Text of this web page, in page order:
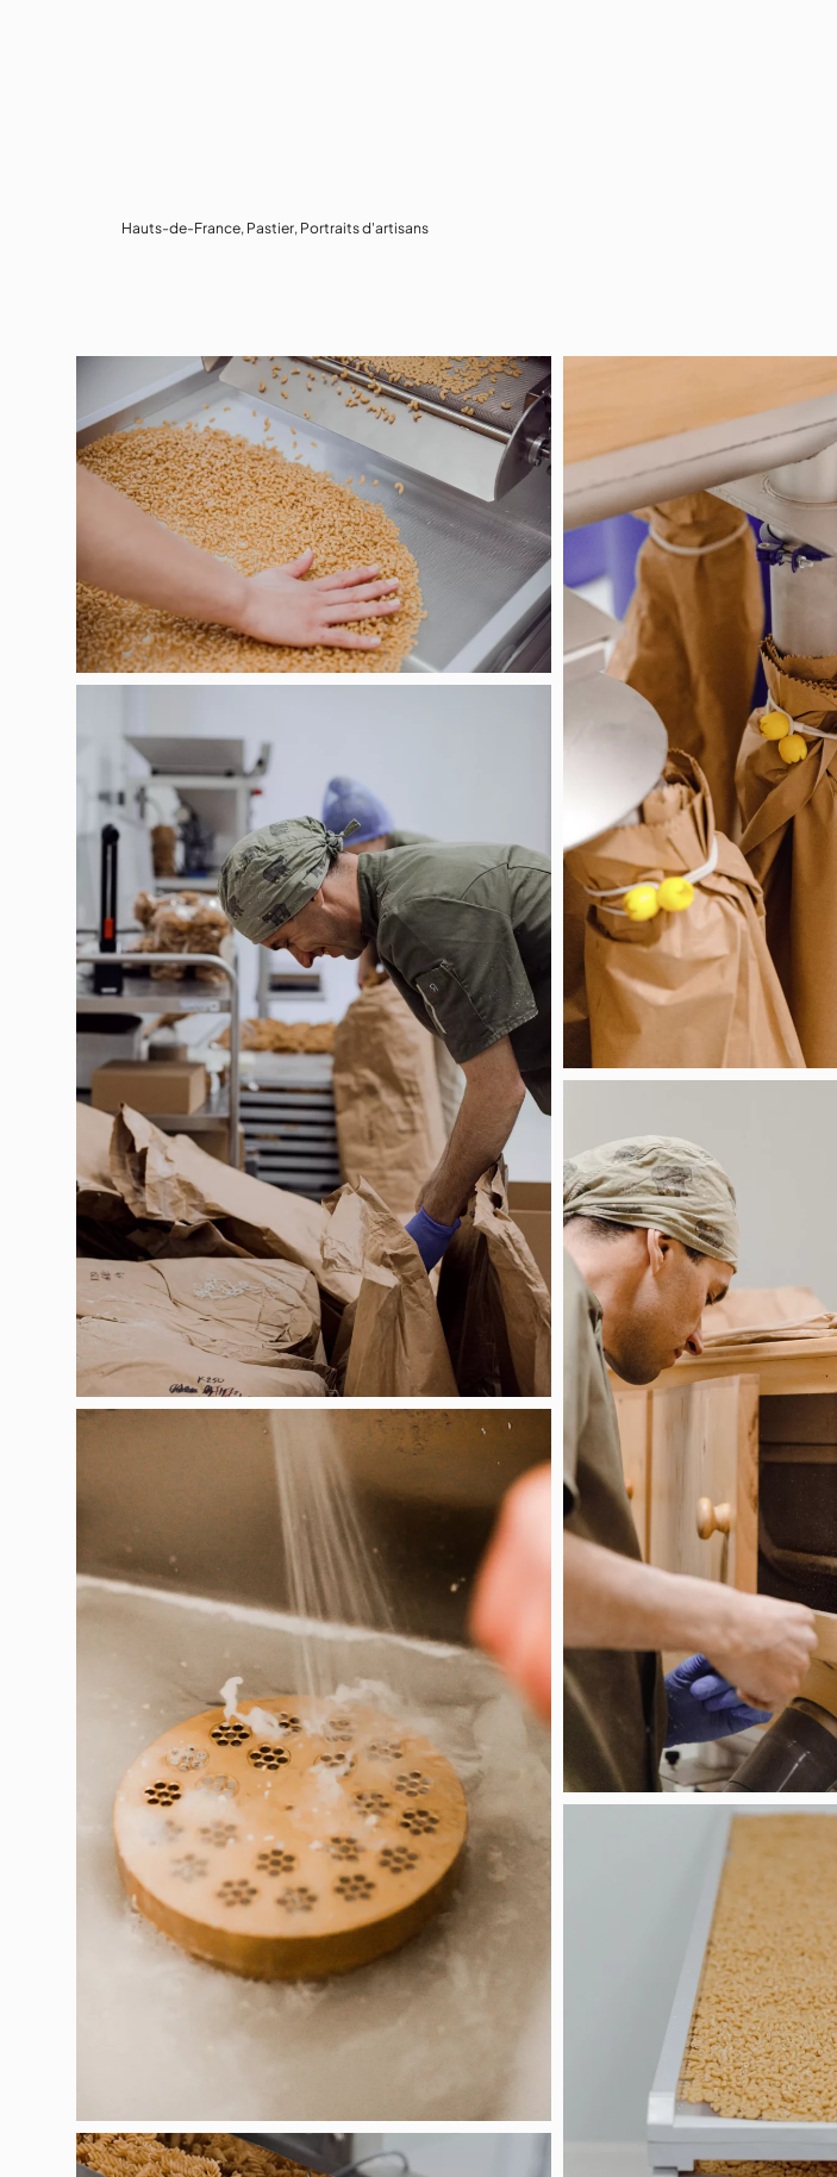
Hauts-de-France, Pastier, Portraits d'artisans